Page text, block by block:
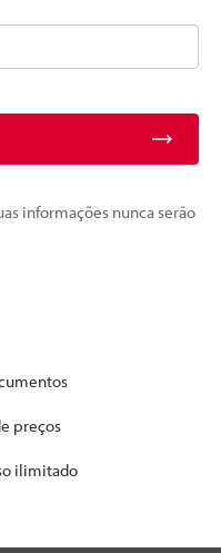
informações nunca serão
preços
ilimitado